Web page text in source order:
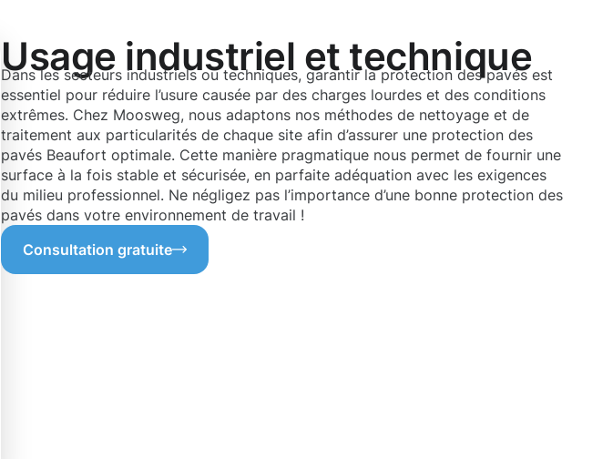
Usage industriel et technique
Dans les secteurs industriels ou techniques, garantir la protection des pavés est
essentiel pour réduire l’usure causée par des charges lourdes et des conditions
extrêmes. Chez Moosweg, nous adaptons nos méthodes de nettoyage et de
traitement aux particularités de chaque site afin d’assurer une protection des
pavés Beaufort optimale. Cette manière pragmatique nous permet de fournir une
surface à la fois stable et sécurisée, en parfaite adéquation avec les exigences
du milieu professionnel. Ne négligez pas l’importance d’une bonne protection des
pavés dans votre environnement de travail !
Consultation gratuite